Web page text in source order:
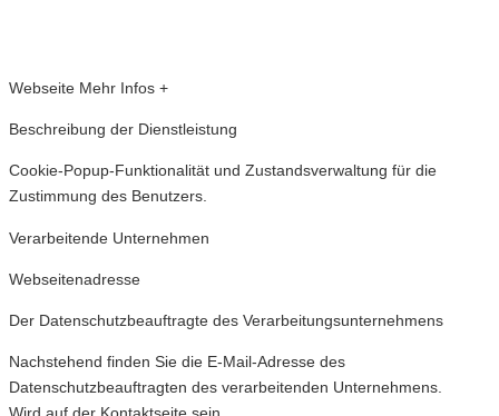
Webseite Mehr Infos +
Beschreibung der Dienstleistung
Cookie-Popup-Funktionalität und Zustandsverwaltung für die
Zustimmung des Benutzers.
Verarbeitende Unternehmen
Webseitenadresse
Der Datenschutzbeauftragte des Verarbeitungsunternehmens
Nachstehend finden Sie die E-Mail-Adresse des
Datenschutzbeauftragten des verarbeitenden Unternehmens.